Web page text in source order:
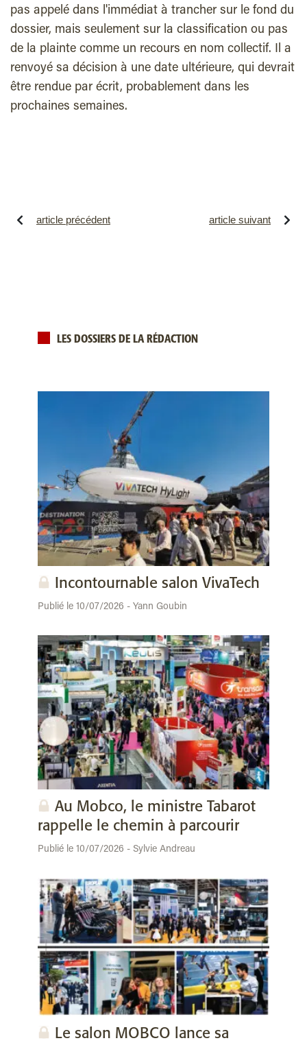
pas appelé dans l'immédiat à trancher sur le fond du
dossier, mais seulement sur la classification ou pas
de la plainte comme un recours en nom collectif. Il a
renvoyé sa décision à une date ultérieure, qui devrait
être rendue par écrit, probablement dans les
prochaines semaines.
article précédent article suivant
LES DOSSIERS DE LA RÉDACTION
Incontournable salon VivaTech
Publié le 10/07/2026 - Yann Goubin
Au Mobco, le ministre Tabarot
rappelle le chemin à parcourir
Publié le 10/07/2026 - Sylvie Andreau
Le salon MOBCO lance sa